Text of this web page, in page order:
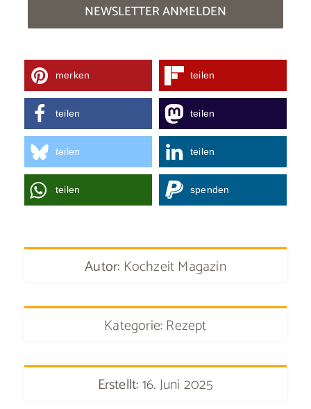
NEWSLETTER ANMELDEN
merken teilen
teilen teilen
teilen teilen
teilen spenden
Autor: Kochzeit Magazin
Kategorie: Rezept
Erstellt:16. Juni 2025